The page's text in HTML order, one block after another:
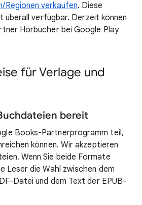
Regionen verkaufen. Diese
überall verfügbar. Derzeit können
Hörbücher bei Google Play
für Verlage und
bereit
Books-Partnerprogramm teil,
können. Wir akzeptieren
Wenn Sie beide Formate
Leser die Wahl zwischen dem
Datei und dem Text der EPUB-